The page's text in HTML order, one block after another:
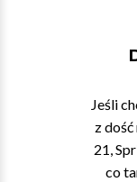
Jeśli
z
21,
co